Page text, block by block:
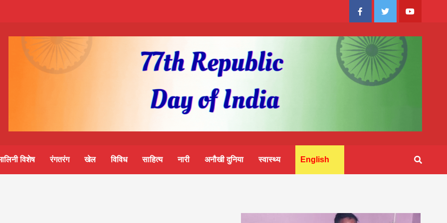
FacebookTwitter Youtube
विशेष रंगतरंग खेल विविध साहित्य नारी अनौखी दुनिया स्वास्थ्य English